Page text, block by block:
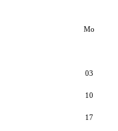
Mo
03
10
17